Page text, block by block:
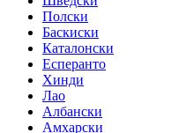
Полски
Баскиски
Каталонски
Есперанто
Хинди
Лао
Албански
Амхарски